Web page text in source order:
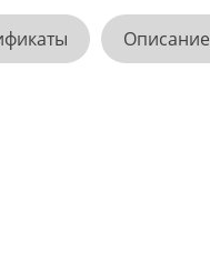
Описание